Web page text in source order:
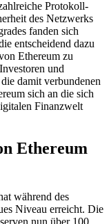
Protokoll-
des Netzwerks
fanden sich
entscheidend dazu
Ethereum zu
und
damit verbundenen
sich an die sich
Finanzwelt
Ethereum
während des
Niveau erreicht. Die
nun über 100